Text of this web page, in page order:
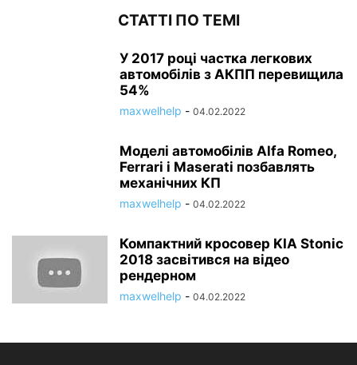
СТАТТІ ПО ТЕМІ
У 2017 році частка легкових
автомобілів з АКПП перевищила
54%
maxwelhelp - 04.02.2022
Моделі автомобілів Alfa Romeo,
Ferrari і Maserati позбавлять
механічних КП
maxwelhelp - 04.02.2022
Компактний кросовер KIA Stonic
2018 засвітився на відео
рендерном
maxwelhelp - 04.02.2022